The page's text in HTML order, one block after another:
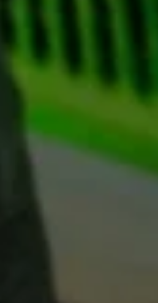
mehr automatisch ein
– Rückblick auf Be-